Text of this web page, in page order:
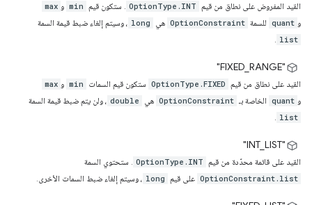
القيد المفروض على نطاق من قيم OptionType.INT . ستكون قيم min و max
و quant للسمة OptionConstraint هي long ، وسيتم إلغاء ضبط قيمة السمة
list
.
‫"FIXED_RANGE"
القيد على نطاق من قيم OptionType.FIXED ستكون قيم السمات min و max
و quant الخاصة بـ OptionConstraint هي double ، ولن يتم ضبط قيمة السمة
list
.
‫"INT_LIST"
القيد على قائمة محدّدة من قيم OptionType.INT . ستحتوي السمة
OptionConstraint.list على قيم long ، وسيتم إلغاء ضبط السمات الأخرى.